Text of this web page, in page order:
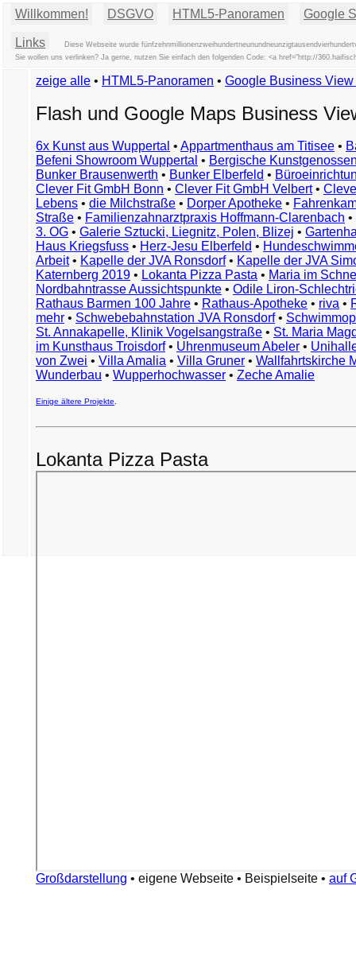
Willkommen! DSGVO HTML5-Panoramen Google
Links
Diese Webseite wurde
Sie wollen uns verlinken? Ja gerne, nutzen Sie einfach den folgenden Code: <a href="http://
zeige alle • HTML5-Panoramen • Google Business
Flash und Google Maps Business
6x Kunst aus Wuppertal • Appartmenthaus am Titisee •
Befeni Showroom Wuppertal • Bergische
Bunker Brausenwerth • Bunker Elberfeld •
Clever Fit GmbH Bonn • Clever Fit GmbH Velbert•
Lebens • die Milchstraße • Dorper Apotheke •
Straße • Familienzahnarztpraxis Hoffmann-Clarenbach •
3. OG • Galerie Sztucki, Liegnitz, Polen, Blizej •
Haus Kriegsfuss • Herz-Jesu Elberfeld •
Arbeit• Kapelle der JVA Ronsdorf• Kapelle der JVA
Katernberg 2019 • Lokanta Pizza Pasta • Maria im
Nordbahntrasse Aussichtspunkte • Odile Liron-
Rathaus Barmen 100 Jahre • Rathaus-Apotheke • riva •
mehr • Schwebebahnstation JVA Ronsdorf•
St. Annakapelle, Klinik Vogelsangstraße • St. Maria
im Kunsthaus Troisdorf• Uhrenmuseum Abeler •
von Zwei • Villa Amalia • Villa Gruner • Wallfahrtskirche
Wunderbau • Wupperhochwasser • Zeche Amalie
Einige ältere Projekte
Lokanta Pizza Pasta
Großdarstellung • eigene Webseite • Beispielseite • auf